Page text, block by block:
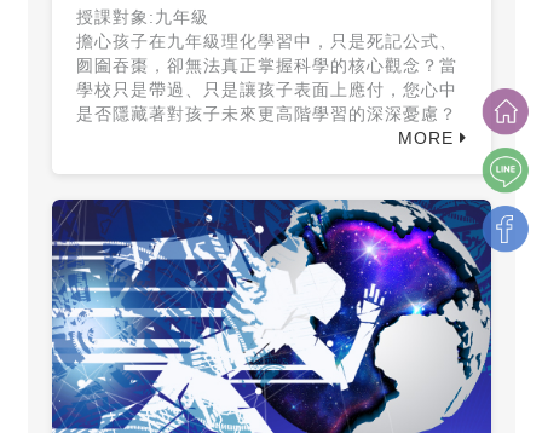
授課對象:九年級
擔心孩子在九年級理化學習中，只是死記公式、
囫圇吞棗，卻無法真正掌握科學的核心觀念？當
學校只是帶過、只是讓孩子表面上應付，您心中
是否隱藏著對孩子未來更高階學習的深深憂慮？
MORE